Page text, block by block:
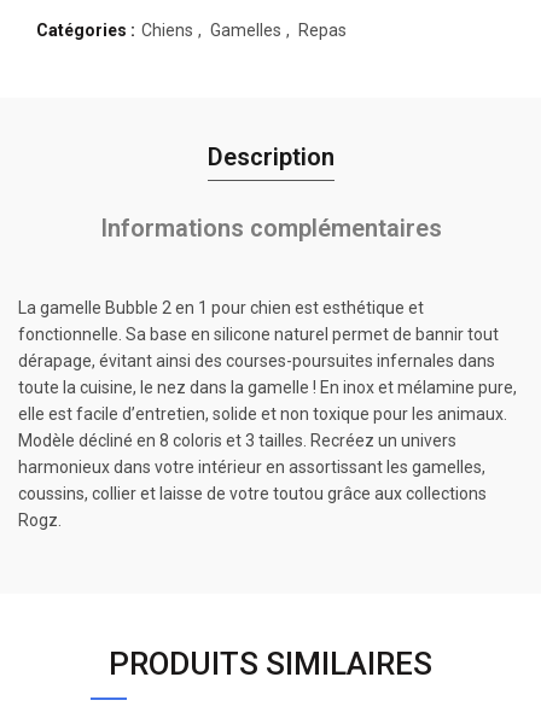
Catégories : Chiens , Gamelles , Repas
Description
Informations complémentaires
La gamelle Bubble 2 en 1 pour chien est esthétique et
fonctionnelle. Sa base en silicone naturel permet de bannir tout
dérapage, évitant ainsi des courses-poursuites infernales dans
toute la cuisine, le nez dans la gamelle ! En inox et mélamine pure,
elle est facile d’entretien, solide et non toxique pour les animaux.
Modèle décliné en 8 coloris et 3 tailles. Recréez un univers
harmonieux dans votre intérieur en assortissant les gamelles,
coussins, collier et laisse de votre toutou grâce aux collections
Rogz.
PRODUITS SIMILAIRES